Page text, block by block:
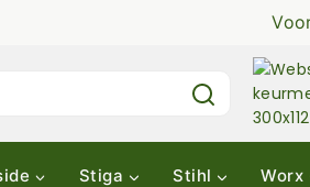
Stiga Stihl Worx